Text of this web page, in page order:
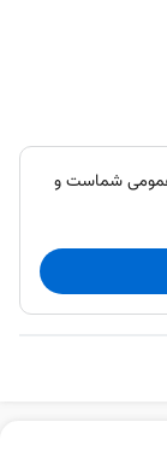
عمومی شماست و